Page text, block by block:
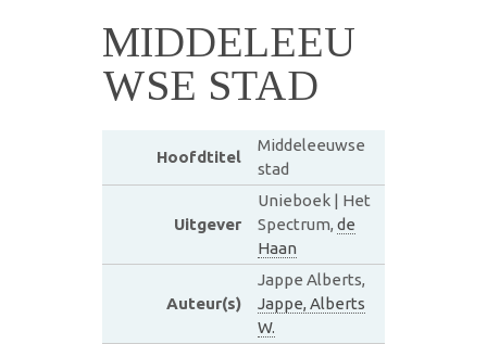
MIDDELEEU
WSE STAD
Hoofdtitel
Middeleeuwse
stad
Uitgever
Unieboek | Het
Spectrum, de
Haan
Auteur(s)
Jappe Alberts,
Jappe, Alberts
W.